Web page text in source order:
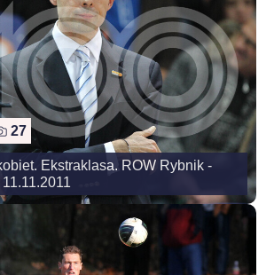
27
Ekstraklasa. ROW Rybnik -